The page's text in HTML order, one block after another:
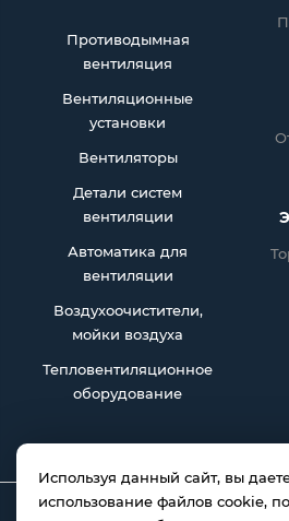
Используя данный сайт, вы
использование файлов cookie,
Противодымная
вентиляция
Вентиляционные
установки
Вентиляторы
Детали систем
вентиляции
Автоматика для
вентиляции
Воздухоочистители,
мойки воздуха
Тепловентиляционное
оборудование